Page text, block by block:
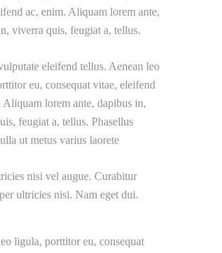
ac, enim. Aliquam lorem ante,
viverra quis, feugiat a, tellus.
eleifend tellus. Aenean leo
eu, consequat vitae, eleifend
Aliquam lorem ante, dapibus in,
feugiat a, tellus. Phasellus
ut metus varius laorete
nisi vel augue. Curabitur
ultricies nisi. Nam eget dui.
ligula, porttitor eu, consequat